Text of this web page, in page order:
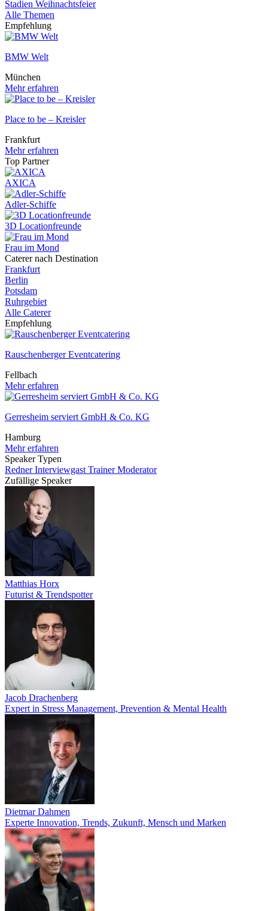
Stadien Weihnachtsfeier
Alle Themen
Empfehlung
BMW Welt
München
Mehr erfahren
Place to be – Kreisler
Frankfurt
Mehr erfahren
Top Partner
AXICA
Adler-Schiffe
3D Locationfreunde
Frau im Mond
Caterer nach Destination
Frankfurt
Berlin
Potsdam
Ruhrgebiet
Alle Caterer
Empfehlung
Rauschenberger Eventcatering
Fellbach
Mehr erfahren
Gerresheim serviert GmbH & Co. KG
Hamburg
Mehr erfahren
Speaker Typen
RednerInterviewgast TrainerModerator
Zufällige Speaker
Matthias Horx
Futurist & Trendspotter
Jacob Drachenberg
Expert in Stress Management, Prevention & Mental Health
Dietmar Dahmen
Experte Innovation, Trends, Zukunft, Mensch und Marken